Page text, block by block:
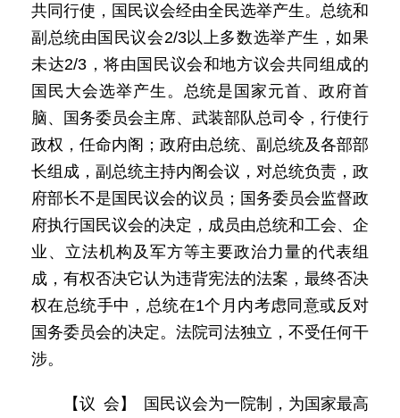
共同行使，国民议会经由全民选举产生。总统和
副总统由国民议会2/3以上多数选举产生，如果
未达2/3，将由国民议会和地方议会共同组成的
国民大会选举产生。总统是国家元首、政府首
脑、国务委员会主席、武装部队总司令，行使行
政权，任命内阁；政府由总统、副总统及各部部
长组成，副总统主持内阁会议，对总统负责，政
府部长不是国民议会的议员；国务委员会监督政
府执行国民议会的决定，成员由总统和工会、企
业、立法机构及军方等主要政治力量的代表组
成，有权否决它认为违背宪法的法案，最终否决
权在总统手中，总统在1个月内考虑同意或反对
国务委员会的决定。法院司法独立，不受任何干
涉。
【议 会】 国民议会为一院制，为国家最高